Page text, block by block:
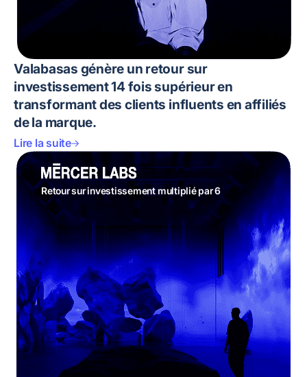
Valabasas génère un retour sur
investissement 14 fois supérieur en
transformant des clients influents en affiliés
de la marque.
Lire la suite
Retour sur investissement multiplié par 6